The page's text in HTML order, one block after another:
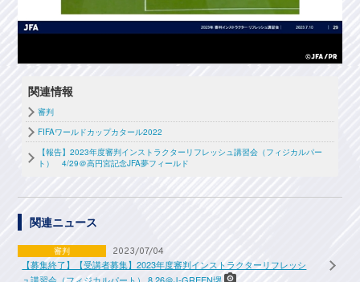
関連情報
審判
FIFAワールドカップカタール2022
【報告】2023年度審判インストラクターリフレッシュ講習会（フィジカルパー
ト） 4/29＠高円宮記念JFA夢フィールド
関連ニュース
審判 2023/07/04
【募集終了】【受講者募集】2023年度審判インストラクターリフレッシ